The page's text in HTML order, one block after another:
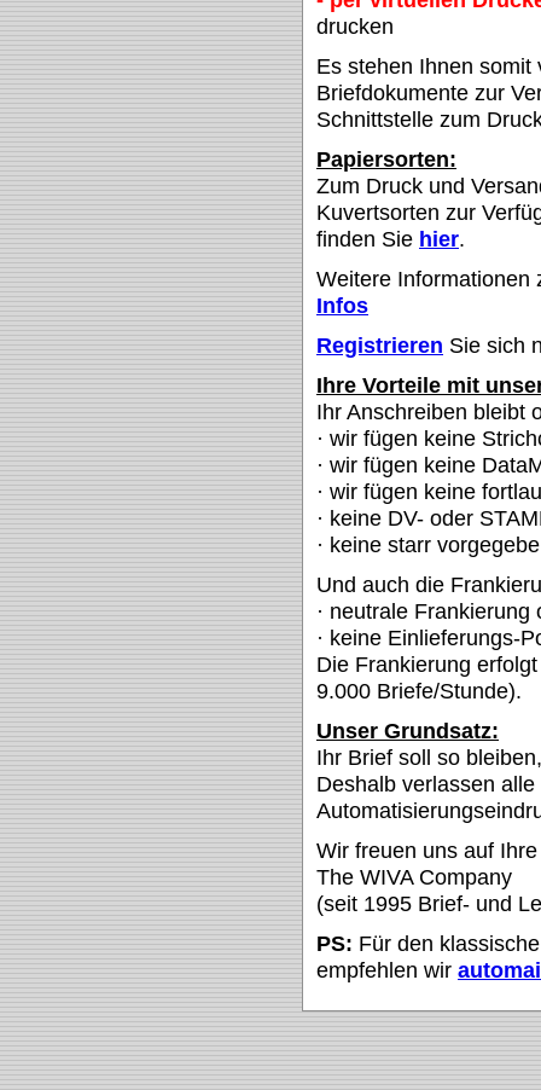
drucken
Es stehen Ihnen
Briefdokumente zur
Schnittstelle zum
Papiersorten:
Zum Druck und
Kuvertsorten zur
finden Sie hier.
Weitere
Infos
Registrieren Sie sich
Ihre Vorteile mit
Ihr Anschreiben bleibt
· wir fügen keine
· wir fügen keine
· wir fügen keine
· keine DV- oder
· keine starr
Und auch die
· neutrale
· keine Einlieferungs-
Die Frankierung
9.000 Briefe/Stunde).
Unser Grundsatz:
Ihr Brief soll so
Deshalb verlassen
Wir freuen uns auf
The WIVA Company
(seit 1995 Brief- und
PS: Für den
empfehlen wir